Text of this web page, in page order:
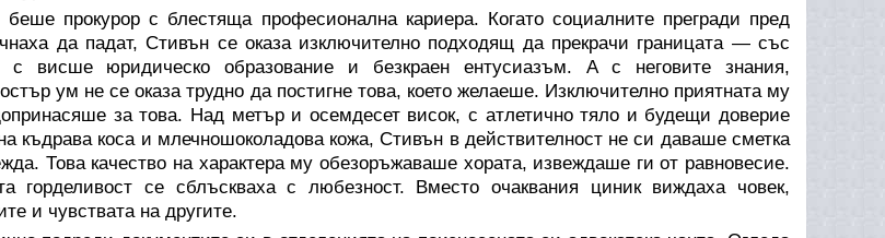
прокурор с блестяща професионална кариера. Когато социалните прегради пред
да падат, Стивън се оказа изключително подходящ да прекрачи границата — със
с висше юридическо образование и безкраен ентусиазъм. А с неговите знания,
ум не се оказа трудно да постигне това, което желаеше. Изключително приятната му
за това. Над метър и осемдесет висок, с атлетично тяло и будещи доверие
къдрава коса и млечношоколадова кожа, Стивън в действителност не си даваше сметка
Това качество на характера му обезоръжаваше хората, извеждаше ги от равновесие.
горделивост се сблъскваха с любезност. Вместо очаквания циник виждаха човек,
и чувствата на другите.